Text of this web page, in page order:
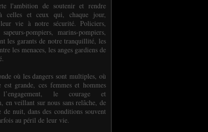
l'ambition de soutenir et rendre
celles et ceux qui, chaque jour,
leur vie à notre sécurité. Policiers,
sapeurs-pompiers, marins-pompiers,
les garants de notre tranquillité, les
les menaces, les anges gardiens de
où les dangers sont multiples, où
est grande, ces femmes et hommes
l’engagement, le courage et
en veillant sur nous sans relâche, de
de nuit, dans des conditions souvent
au péril de leur vie.